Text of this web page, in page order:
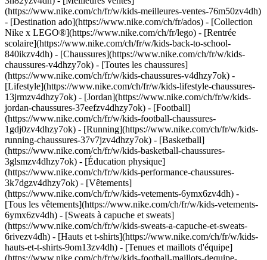
(https://www.nike.com/ch/fr/w/kids-meilleures-ventes-76m50zv4dh)
- [Destination ado](https://www.nike.com/ch/fr/ados) - [Collection
Nike x LEGO®](https://www.nike.com/ch/fr/lego) - [Rentrée
scolaire](https://www.nike.com/ch/fr/w/kids-back-to-school-
840ikzv4dh) - [Chaussures](https://www.nike.com/ch/fr/w/kids-
chaussures-v4dhzy7ok) - [Toutes les chaussures]
(https://www.nike.com/ch/fr/w/kids-chaussures-v4dhzy7ok) -
[Lifestyle](https://www.nike.com/ch/fr/w/kids-lifestyle-chaussures-
13jrmzv4dhzy7ok) - [Jordan](https://www.nike.com/ch/fr/w/kids-
jordan-chaussures-37eefzv4dhzy7ok) - [Football]
(https://www.nike.com/ch/fr/w/kids-football-chaussures-
1gdj0zv4dhzy7ok) - [Running](https://www.nike.com/ch/fr/w/kids-
running-chaussures-37v7jzv4dhzy7ok) - [Basketball]
(https://www.nike.com/ch/fr/w/kids-basketball-chaussures-
3glsmzv4dhzy7ok) - [Éducation physique]
(https://www.nike.com/ch/fr/w/kids-performance-chaussures-
3k7dgzv4dhzy7ok) - [Vêtements]
(https://www.nike.com/ch/fr/w/kids-vetements-6ymx6zv4dh) -
[Tous les vêtements](https://www.nike.com/ch/fr/w/kids-vetements-
6ymx6zv4dh) - [Sweats à capuche et sweats]
(https://www.nike.com/ch/fr/w/kids-sweats-a-capuche-et-sweats-
6rivezv4dh) - [Hauts et t-shirts](https://www.nike.com/ch/fr/w/kids-
hauts-et-t-shirts-9om13zv4dh) - [Tenues et maillots d'équipe]
(https://www.nike.com/ch/fr/w/kids-football-maillots-dequipe-